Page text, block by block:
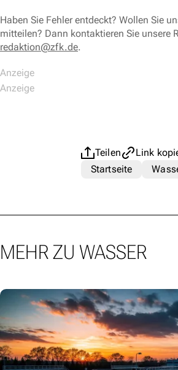
Haben Sie Fehler entdeckt? Wollen Sie
mitteilen? Dann kontaktieren Sie unsere
redaktion@zfk.de.
Teilen
Link
Startseite
MEHR ZU WASSER